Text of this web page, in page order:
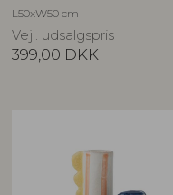
L50xW50 cm
Vejl. udsalgspris
399,00 DKK